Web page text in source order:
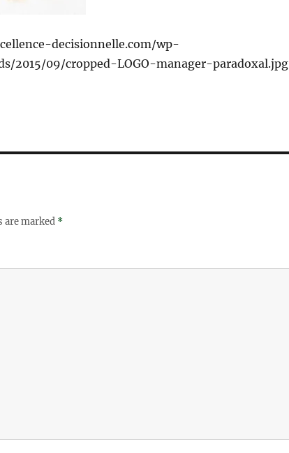
decisionnelle.com/wp-
2015/09/cropped-LOGO-manager-paradoxal.jpg
are marked *